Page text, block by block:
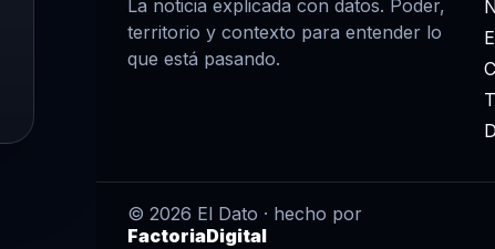
La noticia explicada con datos. Poder,
territorio y contexto para entender lo
que está pasando.
© 2026 El Dato · hecho por
FactoriaDigital